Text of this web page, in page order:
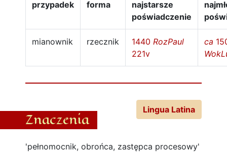
przypadek forma
najstarsze
poświadczenie
mianownik rzecznik 1440 RozPaul
221v
ca
Znaczenia
Lingua Latina
'pełnomocnik, obrońca, zastępca procesowy'